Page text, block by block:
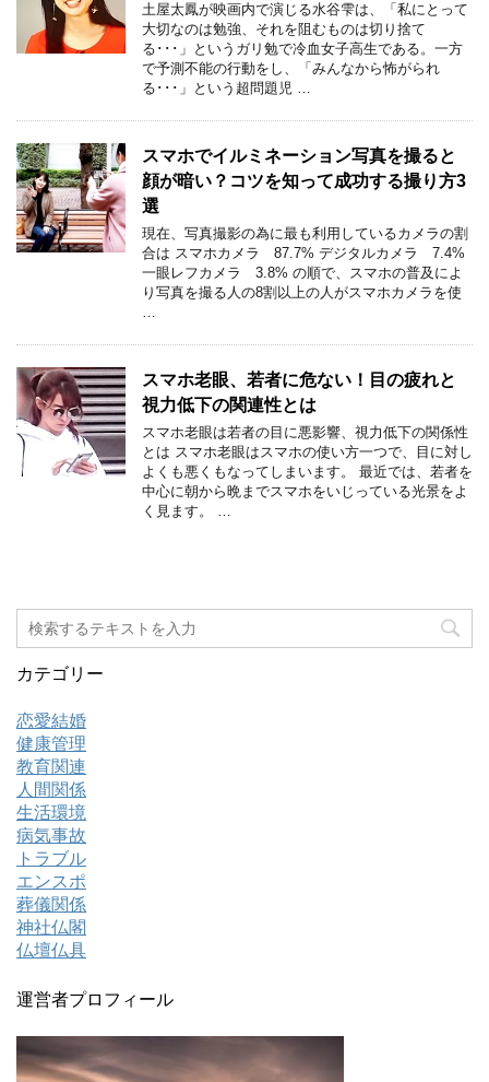
土屋太鳳が映画内で演じる水谷雫は、「私にとって
大切なのは勉強、それを阻むものは切り捨て
る･･･」というガリ勉で冷血女子高生である。一方
で予測不能の行動をし、「みんなから怖がられ
る･･･」という超問題児 …
スマホでイルミネーション写真を撮ると
顔が暗い？コツを知って成功する撮り方3
選
現在、写真撮影の為に最も利用しているカメラの割
合は スマホカメラ 87.7% デジタルカメラ 7.4%
一眼レフカメラ 3.8% の順で、スマホの普及によ
り写真を撮る人の8割以上の人がスマホカメラを使
…
スマホ老眼、若者に危ない！目の疲れと
視力低下の関連性とは
スマホ老眼は若者の目に悪影響、視力低下の関係性
とは スマホ老眼はスマホの使い方一つで、目に対し
よくも悪くもなってしまいます。 最近では、若者を
中心に朝から晩までスマホをいじっている光景をよ
く見ます。 …
カテゴリー
恋愛結婚
健康管理
教育関連
人間関係
生活環境
病気事故
トラブル
エンスポ
葬儀関係
神社仏閣
仏壇仏具
運営者プロフィール